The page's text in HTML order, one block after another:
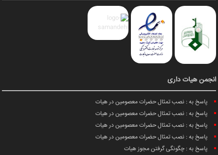
انجمن هیات داری
پاسخ به : نصب تمثال حضرات معصومین در هیات
پاسخ به : نصب تمثال حضرات معصومین در هیات
پاسخ به : نصب تمثال حضرات معصومین در هیات
پاسخ به : نصب تمثال حضرات معصومین در هیات
پاسخ به : چگونگی گرفتن مجوز هیات